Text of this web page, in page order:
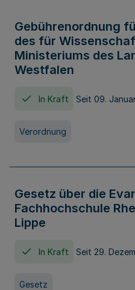
Gebührenordnung
des für
Ministeriums des
Westfalen
In Kraft Seit 09.
Verordnung
Gesetz über die
Fachhochschule
Lippe
In Kraft Seit 29.
Gesetz